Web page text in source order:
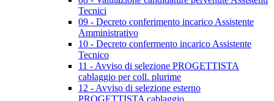
Tecnici
09 - Decreto conferimento incarico Assistente
Amministrativo
10 - Decreto confermento incarico Assistente
Tecnico
11 - Avviso di selezione PROGETTISTA
cablaggio per coll. plurime
12 - Avviso di selezione esterno